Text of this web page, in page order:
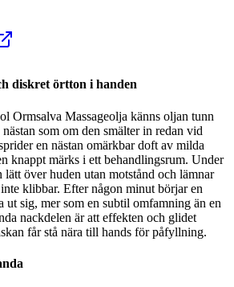
diskret örtton i handen
Ormsalva Massageolja känns oljan tunn
som om den smälter in redan vid
en nästan omärkbar doft av milda
knappt märks i ett behandlingsrum. Under
lätt över huden utan motstånd och lämnar
klibbar. Efter någon minut börjar en
ut sig, mer som en subtil omfamning än en
nackdelen är att effekten och glidet
får stå nära till hands för påfyllning.